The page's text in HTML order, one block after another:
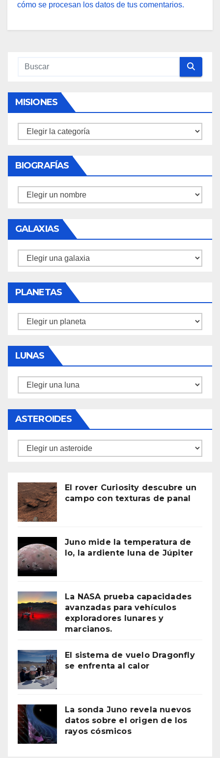
cómo se procesan los datos de tus comentarios.
MISIONES
Misiones
BIOGRAFÍAS
Biografías
GALAXIAS
Galaxias
PLANETAS
Planetas
LUNAS
Lunas
ASTEROIDES
Asteroides
El rover Curiosity descubre un
campo con texturas de panal
Juno mide la temperatura de
Io, la ardiente luna de Júpiter
La NASA prueba capacidades
avanzadas para vehículos
exploradores lunares y
marcianos.
El sistema de vuelo Dragonfly
se enfrenta al calor
La sonda Juno revela nuevos
datos sobre el origen de los
rayos cósmicos